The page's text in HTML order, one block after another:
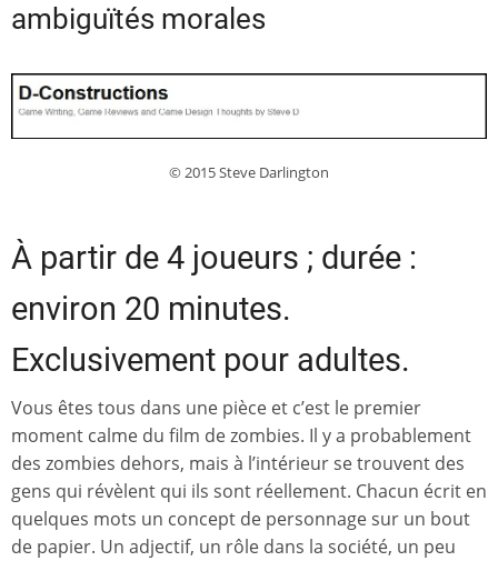
ambiguïtés morales
© 2015 Steve Darlington
À partir de 4 joueurs ; durée :
environ 20 minutes.
Exclusivement pour adultes.
Vous êtes tous dans une pièce et c’est le premier
moment calme du film de zombies. Il y a probablement
des zombies dehors, mais à l’intérieur se trouvent des
gens qui révèlent qui ils sont réellement. Chacun écrit en
quelques mots un concept de personnage sur un bout
de papier. Un adjectif, un rôle dans la société, un peu